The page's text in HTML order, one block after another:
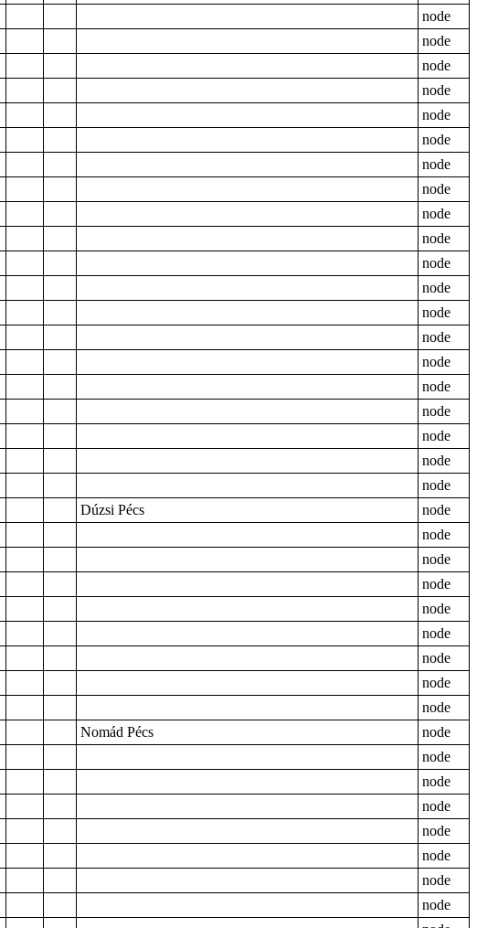
node
node
node
node
node
node
node
node
node
node
node
node
node
node
node
node
node
node
node
node
Dúzsi Pécs
node
node
node
node
node
node
node
node
node
Nomád Pécs
node
node
node
node
node
node
node
node